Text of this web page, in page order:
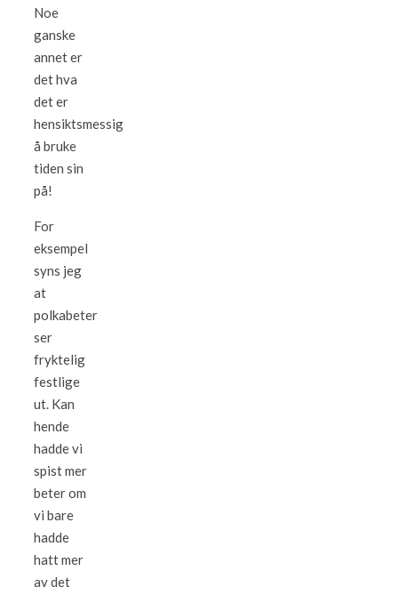
Noe
ganske
annet er
det hva
det er
hensiktsmessig
å bruke
tiden sin
på!
For
eksempel
syns jeg
at
polkabeter
ser
fryktelig
festlige
ut. Kan
hende
hadde vi
spist mer
beter om
vi bare
hadde
hatt mer
av det